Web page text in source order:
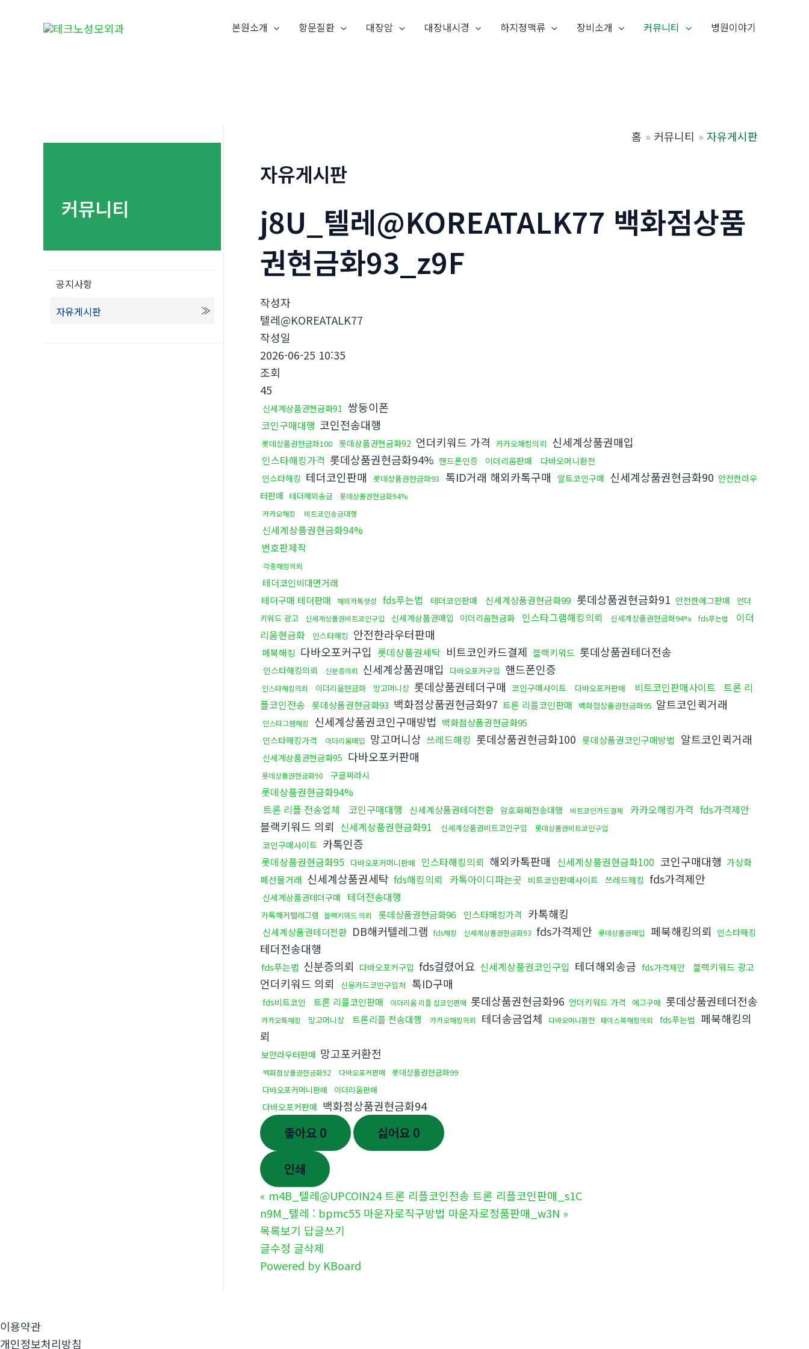
본원소개 항문질환 대장암 대장내시경 하지정맥류 장비소개 커뮤니티 병원이야기
커뮤니티
공지사항
자유게시판
홈 커뮤니티 자유게시판
자유게시판
j8U_텔레@KOREATALK77 백화점상품
권현금화93_z9F
작성자
텔레@KOREATALK77
작성일
2026-06-25 10:35
조회
45
신세계상품권현금화91 쌍둥이폰
코인구매대행 코인전송대행
롯데상품권현금화100 롯데상품권현금화92 언더키워드 가격 카카오해킹의뢰 신세계상품권매입
인스타해킹가격 롯데상품권현금화94% 핸드폰인증 이더리움판매
다바오머니환전
인스타해킹 테더코인판매 롯데상품권현금화93 톡ID거래 해외카톡구매 알트코인구매 신세계상품권현금화90 안전한라우
터판매 테더해외송금
롯데상품권현금화94%
카카오해킹
비트코인송금대행
신세계상품권현금화94%
번호판제작
각종해킹의뢰
테더코인비대면거래
테더구매 테더판매
해외카톡생성 fds푸는법 테더코인판매 신세계상품권현금화99 롯데상품권현금화91 안전한에그판매
언더
키워드 광고
신세계상품권비트코인구입 신세계상품권매입 이더리움현금화 인스타그램해킹의뢰 신세계상품권현금화94% fds푸는법
이더
리움현금화
인스타해킹 안전한라우터판매
페북해킹 다바오포커구입 롯데상품권세탁 비트코인카드결제 블랙키워드 롯데상품권테더전송
인스타해킹의뢰 신분증의뢰 신세계상품권매입 다바오포커구입 핸드폰인증
인스타해킹의뢰 이더리움현금화 망고머니상 롯데상품권테더구매 코인구매사이트 다바오포커판매 비트코인판매사이트 트론 리
플코인전송 롯데상품권현금화93 백화점상품권현금화97 트론 리플코인판매 백화점상품권현금화95 알트코인퀵거래
인스타그램해킹 신세계상품권코인구매방법 백화점상품권현금화95
인스타해킹가격 이더리움매입 망고머니상 쓰레드해킹 롯데상품권현금화100 롯데상품권코인구매방법 알트코인퀵거래
신세계상품권현금화95 다바오포커판매
롯데상품권현금화90 구글찌라시
롯데상품권현금화94%
트론 리플 전송업체
코인구매대행 신세계상품권테더전환 암호화폐전송대행 비트코인카드결제 카카오해킹가격 fds가격제안
블랙키워드 의뢰 신세계상품권현금화91 신세계상품권비트코인구입 롯데상품권비트코인구입
코인구매사이트 카톡인증
롯데상품권현금화95 다바오포커머니판매 인스타해킹의뢰 해외카톡판매 신세계상품권현금화100 코인구매대행 가상화
폐선물거래 신세계상품권세탁 fds해킹의뢰 카톡아이디파는곳 비트코인판매사이트 쓰레드해킹 fds가격제안
신세계상품권테더구매 테더전송대행
카톡해커텔레그램 블랙키워드 의뢰 롯데상품권현금화96 인스타해킹가격 카톡해킹
신세계상품권테더전환 DB해커텔레그램 fds해킹 신세계상품권현금화93 fds가격제안 롯데상품권매입 페북해킹의뢰 인스타해킹
테더전송대행
fds푸는법 신분증의뢰 다바오포커구입 fds걸렸어요 신세계상품권코인구입 테더해외송금 fds가격제안 블랙키워드 광고
언더키워드 의뢰 신용카드코인구입처 톡ID구매
fds비트코인 트론 리플코인판매 이더리움 리플 잡코인판매 롯데상품권현금화96 언더키워드 가격 에그구매 롯데상품권테더전송
카카오톡해킹 망고머니상 트론리플 전송대행 카카오해킹의뢰 테더송금업체 다바오머니환전 페이스북해킹의뢰 fds푸는법 페북해킹의
뢰
보안라우터판매 망고포커환전
백화점상품권현금화92 다바오포커판매
롯데상품권현금화99
다바오포커머니판매
이더리움판매
다바오포커판매 백화점상품권현금화94
좋아요 0 싫어요 0
인쇄
« m4B_텔레@UPCOIN24 트론 리플코인전송 트론 리플코인판매_s1C
n9M_텔레 : bpmc55 마운자로직구방법 마운자로정품판매_w3N »
목록보기 답글쓰기
글수정 글삭제
Powered by KBoard
이용약관
개인정보처리방침